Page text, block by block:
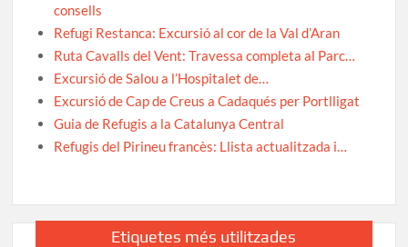
consells
Refugi Restanca: Excursió al cor de la Val d’Aran
Ruta Cavalls del Vent: Travessa completa al Parc…
Excursió de Salou a l’Hospitalet de…
Excursió de Cap de Creus a Cadaqués per Portlligat
Guia de Refugis a la Catalunya Central
Refugis del Pirineu francès: Llista actualitzada i…
Etiquetes més utilitzades